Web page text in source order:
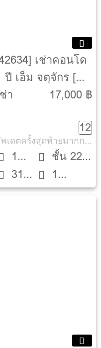
เช่าคอนโด
ปี เอ็ม จตุจักร [M
า
17,000 ฿
12
อัพเดตครั้งสุดท้ายมากกว่า 30 วัน
1
31
ม.
ชั้น 22
ตึก A
1
ห้องน้ำ